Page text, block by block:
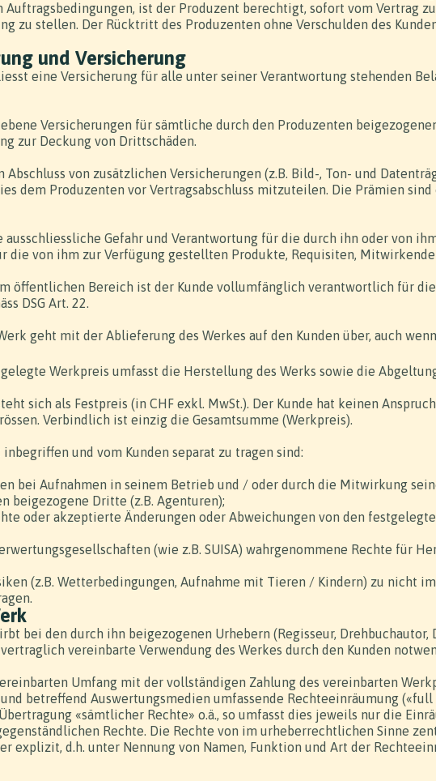
ist der Produzent berechtigt, sofort vom Vertrag
zu stellen. Der Rücktritt des Produzenten ohne Verschulden des
und Versicherung
eine Versicherung für alle unter seiner Verantwortung stehenden
Versicherungen für sämtliche durch den Produzenten
zur Deckung von Drittschäden.
Abschluss von zusätzlichen Versicherungen (z.B. Bild-, Ton- und
dem Produzenten vor Vertragsabschluss mitzuteilen. Die Prämien
ausschliessliche Gefahr und Verantwortung für die durch ihn oder von
die von ihm zur Verfügung gestellten Produkte, Requisiten,
öffentlichen Bereich ist der Kunde vollumfänglich verantwortlich für
DSG Art. 22.
geht mit der Ablieferung des Werkes auf den Kunden über, auch
Werkpreis umfasst die Herstellung des Werks sowie die
sich als Festpreis (in CHF exkl. MwSt.). Der Kunde hat keinen
Verbindlich ist einzig die Gesamtsumme (Werkpreis).
und vom Kunden separat zu tragen sind:
bei Aufnahmen in seinem Betrieb und / oder durch die Mitwirkung
beigezogene Dritte (z.B. Agenturen);
oder akzeptierte Änderungen oder Abweichungen von den
(wie z.B. SUISA) wahrgenommene Rechte für
(z.B. Wetterbedingungen, Aufnahme mit Tieren / Kindern) zu nicht
bei den durch ihn beigezogenen Urhebern (Regisseur,
vereinbarte Verwendung des Werkes durch den Kunden
Umfang mit der vollständigen Zahlung des vereinbarten
betreffend Auswertungsmedien umfassende Rechteeinräumung
«sämtlicher Rechte» o.ä., so umfasst dies jeweils nur die
Rechte. Die Rechte von im urheberrechtlichen Sinne
explizit, d.h. unter Nennung von Namen, Funktion und Art der